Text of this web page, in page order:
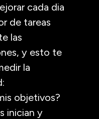
cada dia
de tareas
las
y esto te
la
objetivos?
inician y